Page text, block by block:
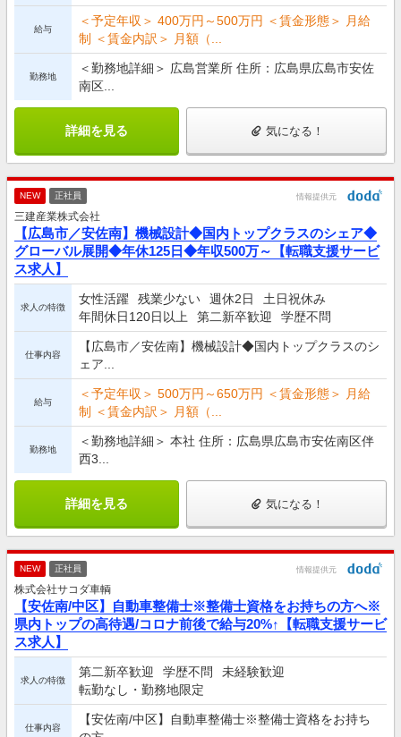
給与
＜予定年収＞ 400万円～500万円 ＜賃金形態＞ 月給
制 ＜賃金内訳＞ 月額（...
勤務地
＜勤務地詳細＞ 広島営業所 住所：広島県広島市安佐
南区...
詳細を見る 気になる！
NEW 正社員 情報提供元
三建産業株式会社
【広島市／安佐南】機械設計◆国内トップクラスのシェア◆
グローバル展開◆年休125日◆年収500万～【転職支援サービ
ス求人】
求人の特徴
女性活躍 残業少ない 週休2日
土日祝休み
年間休日120日以上
第二新卒歓迎 学歴不問
仕事内容
【広島市／安佐南】機械設計◆国内トップクラスのシ
ェア...
給与
＜予定年収＞ 500万円～650万円 ＜賃金形態＞ 月給
制 ＜賃金内訳＞ 月額（...
勤務地
＜勤務地詳細＞ 本社 住所：広島県広島市安佐南区伴
西3...
詳細を見る 気になる！
NEW 正社員 情報提供元
株式会社サコダ車輌
【安佐南/中区】自動車整備士※整備士資格をお持ちの方へ※
県内トップの高待遇/コロナ前後で給与20%↑【転職支援サービ
ス求人】
求人の特徴
第二新卒歓迎 学歴不問
未経験歓迎
転勤なし・勤務地限定
仕事内容
【安佐南/中区】自動車整備士※整備士資格をお持ち